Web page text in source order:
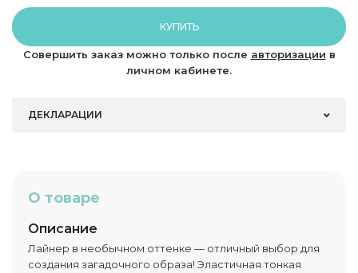
КУПИТЬ
Совершить заказ можно только после авторизации в
личном кабинете.
ДЕКЛАРАЦИИ
О товаре
Описание
Лайнер в необычном оттенке — отличный выбор для
создания загадочного образа! Эластичная тонкая